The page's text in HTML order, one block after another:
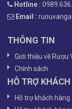
Hotline :
Email :
THÔNG TIN
Giới thiệu về Rượu
Chính sách
HỖ TRỢ
Hỗ trợ khách hàng